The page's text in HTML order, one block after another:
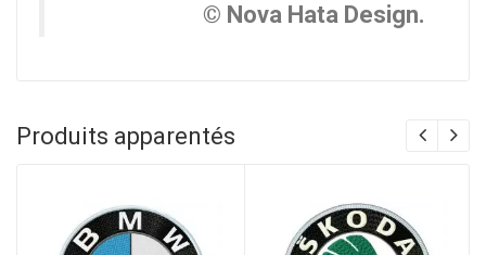
© Nova Hata Design.
Produits apparentés